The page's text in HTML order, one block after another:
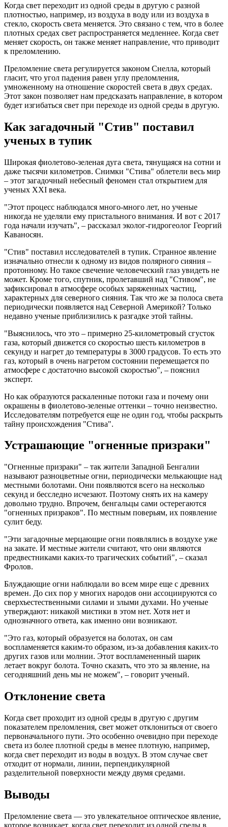
Когда свет переходит из одной среды в другую с разной
плотностью, например, из воздуха в воду или из воздуха в
стекло, скорость света меняется. Это связано с тем, что в более
плотных средах свет распространяется медленнее. Когда свет
меняет скорость, он также меняет направление, что приводит
к преломлению.
Преломление света регулируется законом Снелла, который
гласит, что угол падения равен углу преломления,
умноженному на отношение скоростей света в двух средах.
Этот закон позволяет нам предсказать направление, в котором
будет изгибаться свет при переходе из одной среды в другую.
Как загадочный "Стив" поставил
ученых в тупик
Широкая фиолетово-зеленая дуга света, тянущаяся на сотни и
даже тысячи километров. Снимки "Стива" облетели весь мир
– этот загадочный небесный феномен стал открытием для
ученых XXI века.
"Этот процесс наблюдался много-много лет, но ученые
никогда не уделяли ему пристального внимания. И вот с 2017
года начали изучать", – рассказал эколог-гидрогеолог Георгий
Каваносян.
"Стив" поставил исследователей в тупик. Странное явление
изначально отнесли к одному из видов полярного сияния –
протонному. Но такое свечение человеческий глаз увидеть не
может. Кроме того, спутник, пролетавший над "Стивом", не
зафиксировал в атмосфере особых заряженных частиц,
характерных для северного сияния. Так что же за полоса света
периодически появляется над Северной Америкой? Только
недавно ученые приблизились к разгадке этой тайны.
"Выяснилось, что это – примерно 25-километровый сгусток
газа, который движется со скоростью шесть километров в
секунду и нагрет до температуры в 3000 градусов. То есть это
газ, который в очень нагретом состоянии перемещается по
атмосфере с достаточно высокой скоростью", – пояснил
эксперт.
Но как образуются раскаленные потоки газа и почему они
окрашены в фиолетово-зеленые оттенки – точно неизвестно.
Исследователям потребуется еще не один год, чтобы раскрыть
тайну происхождения "Стива".
Устрашающие "огненные призраки"
"Огненные призраки" – так жители Западной Бенгалии
называют разноцветные огни, периодически мелькающие над
местными болотами. Они появляются всего на несколько
секунд и бесследно исчезают. Поэтому снять их на камеру
довольно трудно. Впрочем, бенгальцы сами остерегаются
"огненных призраков". По местным поверьям, их появление
сулит беду.
"Эти загадочные мерцающие огни появлялись в воздухе уже
на закате. И местные жители считают, что они являются
предвестниками каких-то трагических событий", – сказал
Фролов.
Блуждающие огни наблюдали во всем мире еще с древних
времен. До сих пор у многих народов они ассоциируются со
сверхъестественными силами и злыми духами. Но ученые
утверждают: никакой мистики в этом нет. Хотя нет и
однозначного ответа, как именно они возникают.
"Это газ, который образуется на болотах, он сам
воспламеняется каким-то образом, из-за добавления каких-то
других газов или молнии. Этот воспламененный шарик
летает вокруг болота. Точно сказать, что это за явление, на
сегодняшний день мы не можем", – говорит ученый.
Отклонение света
Когда свет проходит из одной среды в другую с другим
показателем преломления, свет может отклониться от своего
первоначального пути. Это особенно очевидно при переходе
света из более плотной среды в менее плотную, например,
когда свет переходит из воды в воздух. В этом случае свет
отходит от нормали, линии, перпендикулярной
разделительной поверхности между двумя средами.
Выводы
Преломление света — это увлекательное оптическое явление,
которое возникает, когда свет переходит из одной среды в